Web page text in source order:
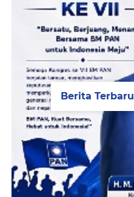
Berita Terbaru